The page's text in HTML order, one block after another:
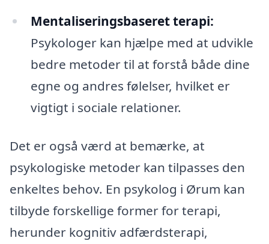
Mentaliseringsbaseret terapi:
Psykologer kan hjælpe med at udvikle
bedre metoder til at forstå både dine
egne og andres følelser, hvilket er
vigtigt i sociale relationer.
Det er også værd at bemærke, at
psykologiske metoder kan tilpasses den
enkeltes behov. En psykolog i Ørum kan
tilbyde forskellige former for terapi,
herunder kognitiv adfærdsterapi,